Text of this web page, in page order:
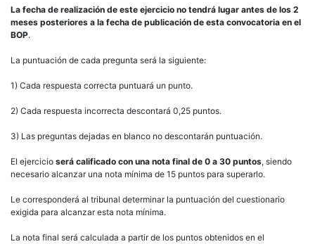
La fecha de realización de este ejercicio no tendrá lugar antes de los 2
meses posteriores a la fecha de publicación de esta convocatoria en el
BOP.
La puntuación de cada pregunta será la siguiente:
1) Cada respuesta correcta puntuará un punto.
2) Cada respuesta incorrecta descontará 0,25 puntos.
3) Las preguntas dejadas en blanco no descontarán puntuación.
El ejercicio será calificado con una nota final de 0 a 30 puntos, siendo
necesario alcanzar una nota mínima de 15 puntos para superarlo.
Le corresponderá al tribunal determinar la puntuación del cuestionario
exigida para alcanzar esta nota mínima.
La nota final será calculada a partir de los puntos obtenidos en el